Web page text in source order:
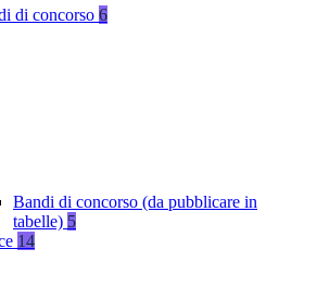
di concorso 6
Bandi di concorso (da pubblicare in
tabelle) 5
14